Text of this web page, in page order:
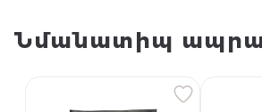
Նմանատիպ